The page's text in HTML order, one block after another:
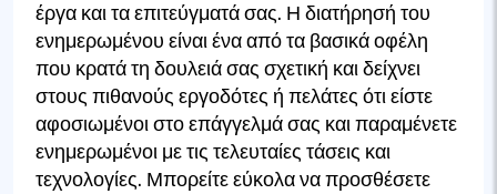
έργα και τα επιτεύγματά σας. Η διατήρησή του
ενημερωμένου είναι ένα από τα βασικά οφέλη
που κρατά τη δουλειά σας σχετική και δείχνει
στους πιθανούς εργοδότες ή πελάτες ότι είστε
αφοσιωμένοι στο επάγγελμά σας και παραμένετε
ενημερωμένοι με τις τελευταίες τάσεις και
τεχνολογίες. Μπορείτε εύκολα να προσθέσετε